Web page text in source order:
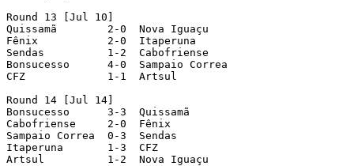
Round 13 [Jul 10]
Quissamã        2-0  Nova Iguaçu
Fênix           2-0  Itaperuna
Sendas          1-2  Cabofriense
Bonsucesso      4-0  Sampaio Correa
CFZ             1-1  Artsul
Round 14 [Jul 14]
Bonsucesso      3-3  Quissamã
Cabofriense     2-0  Fênix
Sampaio Correa  0-3  Sendas
Itaperuna       1-3  CFZ
Artsul          1-2  Nova Iguaçu